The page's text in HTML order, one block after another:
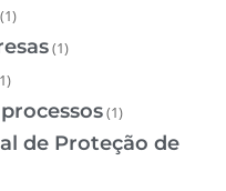
(1)
(1)
(1)
de Proteção de